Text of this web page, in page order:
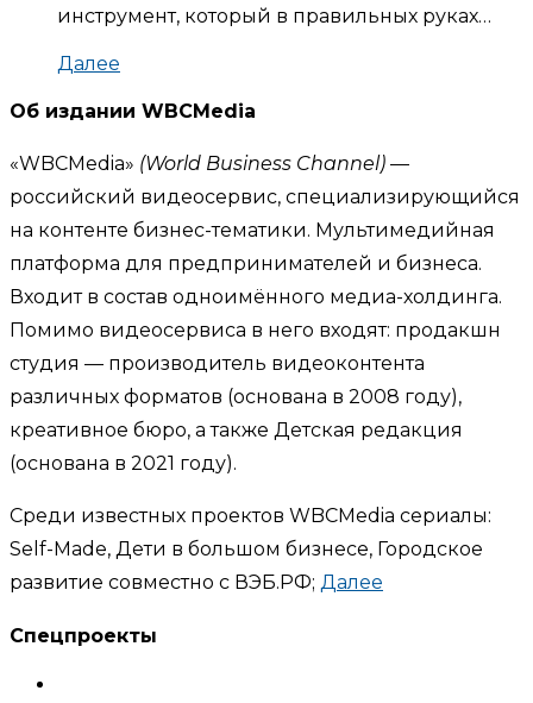
инструмент, который в правильных руках…
Далее
Об издании WBCMedia
«WBCMedia» (World Business Channel) —
российский видеосервис, специализирующийся
на контенте бизнес-тематики. Мультимедийная
платформа для предпринимателей и бизнеса.
Входит в состав одноимённого медиа-холдинга.
Помимо видеосервиса в него входят: продакшн
студия — производитель видеоконтента
различных форматов (основана в 2008 году),
креативное бюро, а также Детская редакция
(основана в 2021 году).
Среди известных проектов WBCMedia сериалы:
Self-Made, Дети в большом бизнесе, Городское
развитие совместно с ВЭБ.РФ; Далее
Спецпроекты